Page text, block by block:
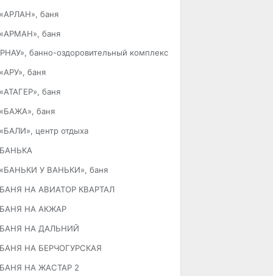
«АРЛАН», баня
«АРМАН», баня
банно-оздоровительный комплекс
«АРУ», баня
«АТАГЕР», баня
«БАЖА», баня
«БАЛИ», центр отдыха
БАНЬКА
«БАНЬКИ У ВАНЬКИ», баня
БАНЯ НА АВИАТОР КВАРТАЛ
БАНЯ НА АКЖАР
БАНЯ НА ДАЛЬНИЙ
БАНЯ НА БЕРЧОГУРСКАЯ
БАНЯ НА ЖАСТАР 2